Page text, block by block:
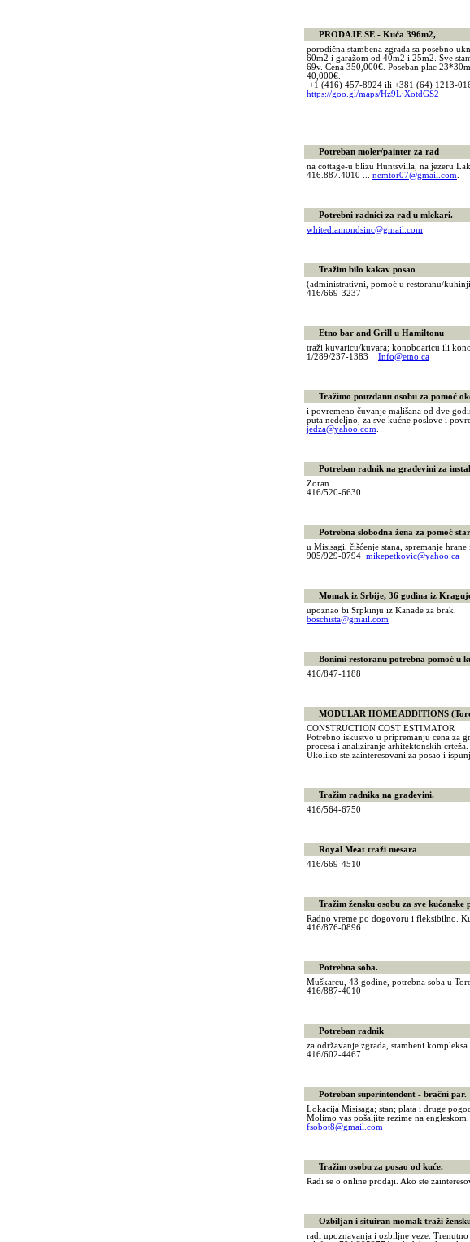
PRODAJE SE - Kuća 396m2,
porodična stambena zgrada sa posebno
60m2 i garažom od 40m2 i 25m2. Sve
69v. Cena 350,000€. Poseban plac
40,000€.
+1 (416) 457-8924 ili +381 (64) 1213-
https://goo.gl/maps/Hz9LjXotdGS2
Potreban moler/painter za rad
na cottage-u blizu Huntsvilla, na jezeru
416.887.4010 ... nemtor07@gmail.com
Potrebni radnici za rad u mlekari.
whitediamondsinc@gmail.com
Tražim bilo kakav posao
(administrativni, pomoć u restoranu/
416/669-3237
Etno bar and Grill u Hamiltonu
traži kuvaricu/kuvara; konoboaricu ili
1/289/237-1383 Info@etno.ca
Tražimo pouzdanu osobu za pomoć
i povremeno čuvanje mališana od dve
puta nedeljno, za sve kućne poslove i
jedza@yahoo.com
Potreban radnik na građevini za
Zoran.
416/520-6630
Potrebna slobodna žena za pomoć
u Misisagi, čišćenje stana, spremanje
905/929-0794 mikepetkovic@yahoo.ca
Momak iz Srbije, 36 godina iz
upoznao bi Srpkinju iz Kanade za brak.
boschista@gmail.com
Bonimi restoranu potrebna pomoć u
416/847-1188
MODULAR HOME ADDITIONS
CONSTRUCTION COST ESTIMATOR
Potrebno iskustvo u pripremanju cena za
procesa i analiziranje arhitektonskih crteža.
Ukoliko ste zainteresovani za posao i
Tražim radnika na građevini.
416/564-6750
Royal Meat traži mesara
416/669-4510
Tražim žensku osobu za sve kućanske
Radno vreme po dogovoru i fleksibilno.
416/876-0896
Potrebna soba.
Muškarcu, 43 godine, potrebna soba u
416/887-4010
Potreban radnik
za održavanje zgrada, stambeni
416/602-4467
Potreban superintendent - bračni par.
Lokacija Misisaga; stan; plata i druge
Molimo vas pošaljite rezime na engleskom.
fsobot8@gmail.com
Tražim osobu za posao od kuće.
Radi se o online prodaji. Ako ste
Ozbiljan i situiran momak traži
radi upoznavanja i ozbiljne veze.